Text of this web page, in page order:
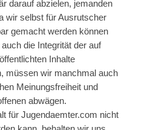
darauf abzielen, jemanden
wir selbst für Ausrutscher
gemacht werden können
die Integrität der auf
Inhalte
müssen wir manchmal auch
Meinungsfreiheit und
abwägen.
für Jugendaemter.com nicht